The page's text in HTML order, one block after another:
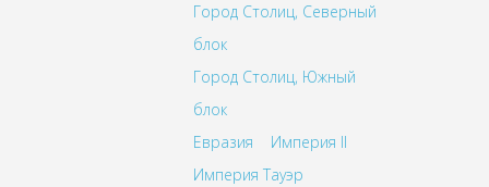
Город Столиц, Северный
блок
Город Столиц, Южный
блок
Евразия
Империя II
Империя Тауэр